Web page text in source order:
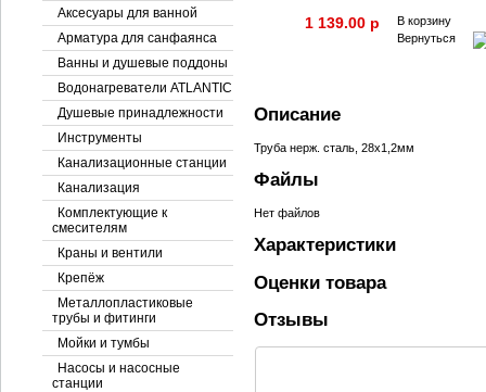
Аксесуары для ванной
Арматура для санфаянса
Ванны и душевые поддоны
Водонагреватели ATLANTIC
Душевые принадлежности
Инструменты
Канализационные станции
Канализация
Комплектующие к
смесителям
Краны и вентили
Крепёж
Металлопластиковые
трубы и фитинги
Мойки и тумбы
Насосы и насосные
станции
1 139.00 p
В корзину
Вернуться
Описание
Труба нерж. сталь, 28х1,2мм
Файлы
Нет файлов
Характеристики
Оценки товара
Отзывы